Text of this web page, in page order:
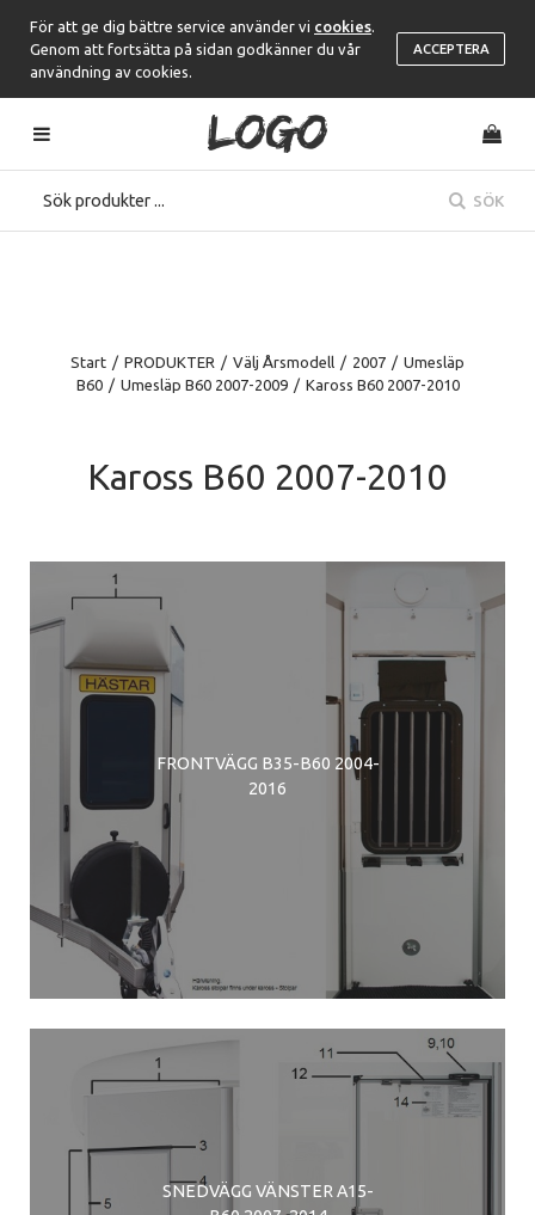
För att ge dig bättre service använder vi cookies
Genom att fortsätta på sidan godkänner du vår
användning av cookies.
ACCEPTERA
SÖK
Start / PRODUKTER / Välj Årsmodell / 2007 / Umesläp
B60 / Umesläp B60 2007-2009 / Kaross B60 2007-2010
Kaross B60 2007-2010
FRONTVÄGG B35-B60 2004-
2016
SNEDVÄGG VÄNSTER A15-